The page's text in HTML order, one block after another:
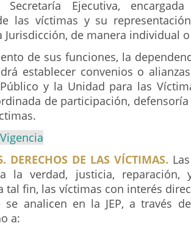
Ejecutiva,
las víctimas y su
Jurisdicción, de manera individual
de sus funciones, la
establecer convenios o
y la Unidad para las
de participación,
DERECHOS DE LAS VÍCTIMAS.
la verdad, justicia, reparación,
tal fin, las víctimas con interés
se analicen en la JEP, a través
a: